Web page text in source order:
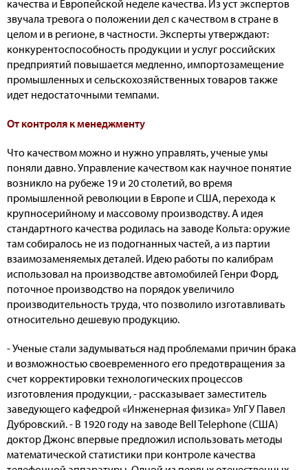
качества и Европейской неделе качества. Из уст экспертов
звучала тревога о положении дел с качеством в стране в
целом и в регионе, в частности. Эксперты утверждают:
конкурентоспособность продукции и услуг российских
предприятий повышается медленно, импортозамещение
промышленных и сельскохозяйственных товаров также
идет недостаточными темпами.
От контроля к менеджменту
Что качеством можно и нужно управлять, ученые умы
поняли давно. Управление качеством как научное понятие
возникло на рубеже 19 и 20 столетий, во время
промышленной революции в Европе и США, перехода к
крупносерийному и массовому производству. А идея
стандартного качества родилась на заводе Кольта: оружие
там собиралось не из подогнанных частей, а из партии
взаимозаменяемых деталей. Идею работы по калибрам
использовал на производстве автомобилей Генри Форд,
поточное производство на порядок увеличило
производительность труда, что позволило изготавливать
относительно дешевую продукцию.
- Ученые стали задумываться над проблемами причин брака
и возможностью своевременного его предотвращения за
счет корректировки технологических процессов
изготовления продукции, - рассказывает заместитель
заведующего кафедрой «Инженерная физика» УлГУ Павел
Дубровский. - В 1920 году на заводе Bell Telephone (США)
доктор Джонс впервые предложил использовать методы
математической статистики при контроле качества